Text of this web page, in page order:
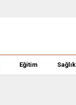
Eğitim Sağlık